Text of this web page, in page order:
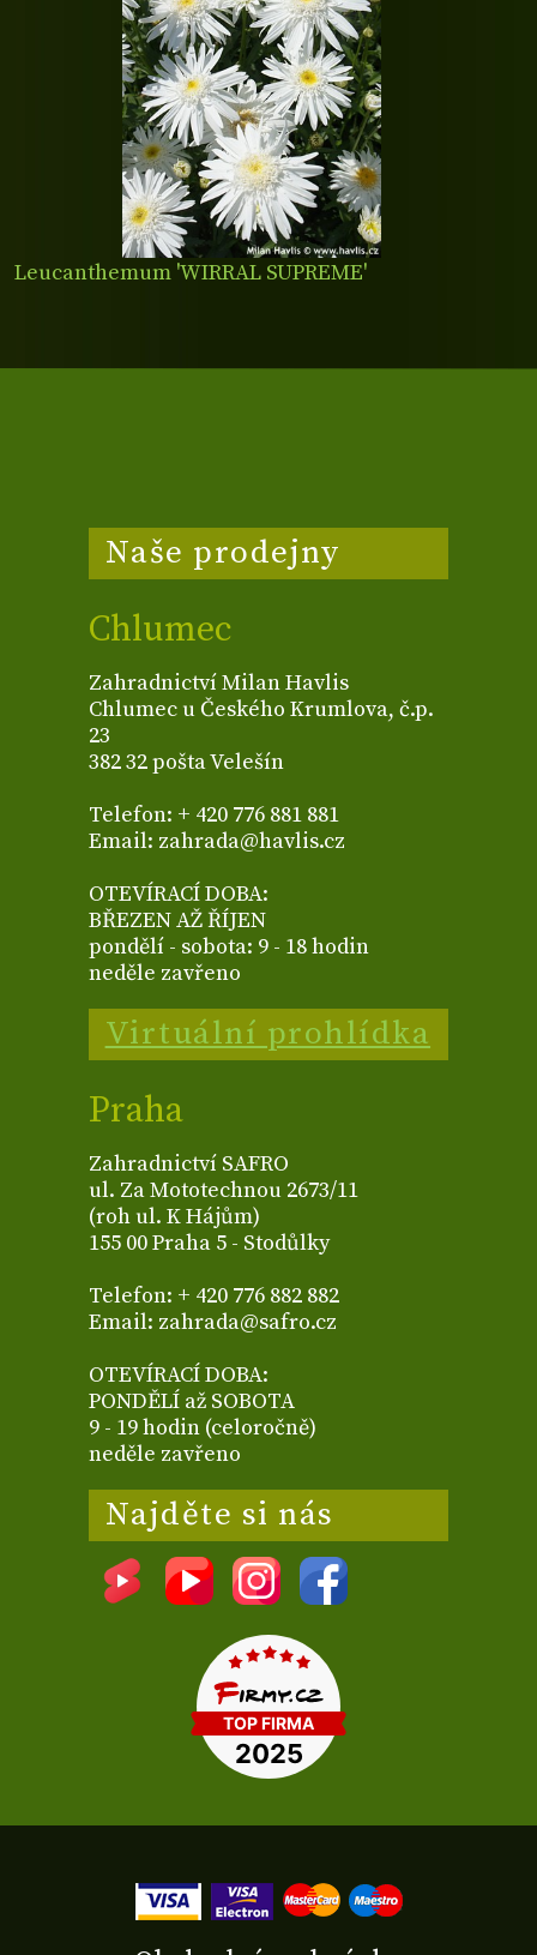
Leucanthemum 'WIRRAL SUPREME'
Naše prodejny
Chlumec
Zahradnictví Milan Havlis
Chlumec u Českého Krumlova, č.p.
23
382 32 pošta Velešín
Telefon: + 420 776 881 881
Email: zahrada@havlis.cz
OTEVÍRACÍ DOBA:
BŘEZEN AŽ ŘÍJEN
pondělí - sobota: 9 - 18 hodin
neděle zavřeno
Virtuální prohlídka
Praha
Zahradnictví SAFRO
ul. Za Mototechnou 2673/11
(roh ul. K Hájům)
155 00 Praha 5 - Stodůlky
Telefon: + 420 776 882 882
Email: zahrada@safro.cz
OTEVÍRACÍ DOBA:
PONDĚLÍ až SOBOTA
9 - 19 hodin (celoročně)
neděle zavřeno
Najděte si nás